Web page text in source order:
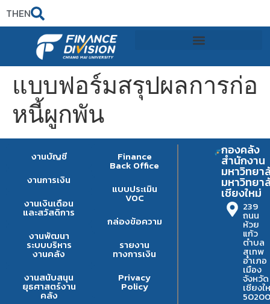
THEN
แบบฟอร์มสรุปผลการก่อ
หนี้ผูกพัน
งานบัญชี
งานการเงิน
งานเงินเดือน
และสวัสดิการ
งานพัฒนา
ระบบบริหาร
งานคลัง
งานสนับสนุน
ยุธศาสตร์งาน
คลัง
Finance
Back Office
แบบประเมิน
VOC
กล่องข้อความ
รายงาน
ทางการเงิน
Privacy
Policy
กองคลัง
สำนักงาน
มหาวิทยา
มหาวิทยา
เชียงใหม่
239
ถนน
ห้วย
แก้ว
ตำบล
สุเทพ
อำเภอ
เมือง
จังหวัด
เชียงใ
50200